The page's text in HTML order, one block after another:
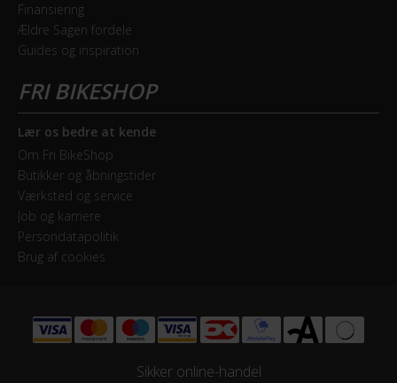
Finansiering
Ældre Sagen fordele
Guides og inspiration
Lær os bedre at kende
Om Fri BikeShop
Butikker og åbningstider
Værksted og service
Job og karriere
Persondatapolitik
Brug af cookies
Sikker online-handel